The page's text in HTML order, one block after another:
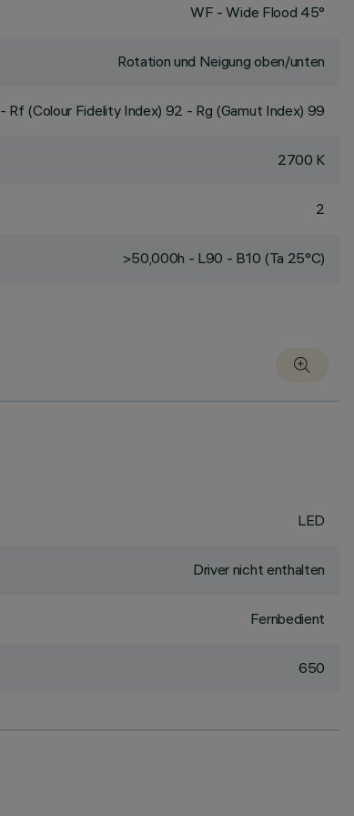
WF - Wide Flood 45°
Rotation und Neigung oben/unten
- Rf (Colour Fidelity Index) 92 - Rg (Gamut Index) 99
2700 K
2
>50,000h - L90 - B10 (Ta 25°C)
LED
Driver nicht enthalten
Fernbedient
650